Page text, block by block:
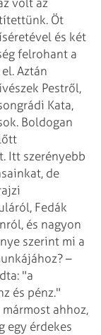
Öt
és két
felrohant a
Aztán
Pestről,
Kata,
Boldogan
Itt szerényebb
de
Fedák
és nagyon
szerint mi a
–
"a
és pénz."
ahhoz,
egy érdekes